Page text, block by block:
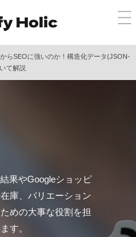
メ
ニ
ー
からSEOに強いのか！構造化データ(JSON-
て解説
果やGoogleショッピ
庫、バリエーション
めの大事な役割を担
す。